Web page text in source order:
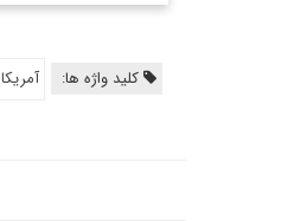
کلید واژه ها: آمریکا